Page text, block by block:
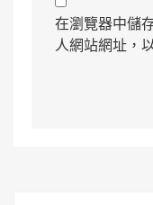
在瀏覽器中儲
人網站網址，